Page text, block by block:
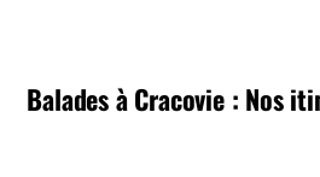
Balades à Cracovie : Nos